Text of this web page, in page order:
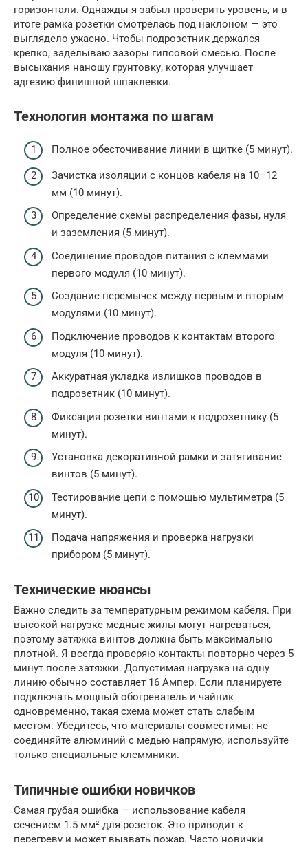
горизонтали. Однажды я забыл проверить уровень, и в
итоге рамка розетки смотрелась под наклоном — это
выглядело ужасно. Чтобы подрозетник держался
крепко, заделываю зазоры гипсовой смесью. После
высыхания наношу грунтовку, которая улучшает
адгезию финишной шпаклевки.
Технология монтажа по шагам
Полное обесточивание линии в щитке (5 минут).
Зачистка изоляции с концов кабеля на 10–12
мм (10 минут).
Определение схемы распределения фазы, нуля
и заземления (5 минут).
Соединение проводов питания с клеммами
первого модуля (10 минут).
Создание перемычек между первым и вторым
модулями (10 минут).
Подключение проводов к контактам второго
модуля (10 минут).
Аккуратная укладка излишков проводов в
подрозетник (10 минут).
Фиксация розетки винтами к подрозетнику (5
минут).
Установка декоративной рамки и затягивание
винтов (5 минут).
Тестирование цепи с помощью мультиметра (5
минут).
Подача напряжения и проверка нагрузки
прибором (5 минут).
Технические нюансы
Важно следить за температурным режимом кабеля. При
высокой нагрузке медные жилы могут нагреваться,
поэтому затяжка винтов должна быть максимально
плотной. Я всегда проверяю контакты повторно через 5
минут после затяжки. Допустимая нагрузка на одну
линию обычно составляет 16 Ампер. Если планируете
подключать мощный обогреватель и чайник
одновременно, такая схема может стать слабым
местом. Убедитесь, что материалы совместимы: не
соединяйте алюминий с медью напрямую, используйте
только специальные клеммники.
Типичные ошибки новичков
Самая грубая ошибка — использование кабеля
сечением 1.5 мм² для розеток. Это приводит к
перегреву и может вызвать пожар. Часто новички